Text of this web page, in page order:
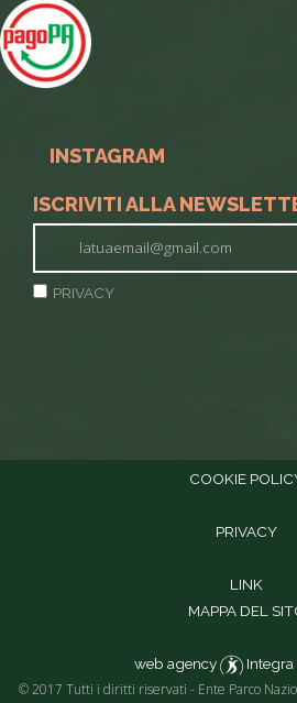
INSTAGRAM
ISCRIVITI ALLA
PRIVACY
COOKIE
PRIVACY
LINK
MAPPA DEL
web agency Integra
© 2017 Tutti i diritti riservati - Ente Parco